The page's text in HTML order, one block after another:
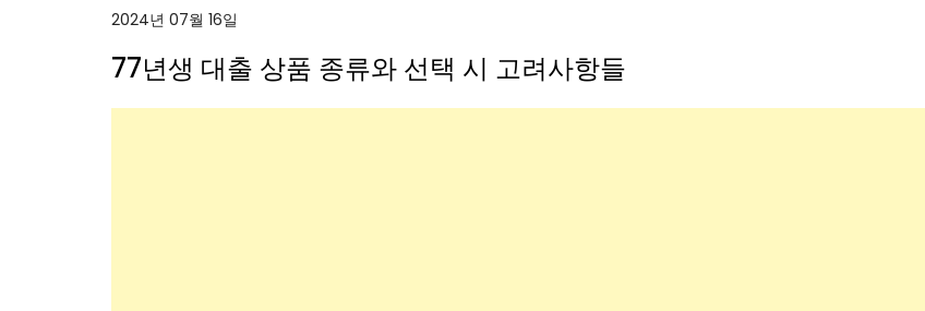
2024년 07월 16일
77년생 대출 상품 종류와 선택 시 고려사항들